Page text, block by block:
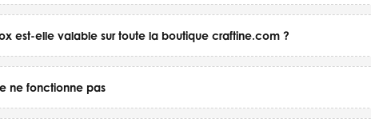
est-elle valable sur toute la boutique craftine.com ?
ne fonctionne pas